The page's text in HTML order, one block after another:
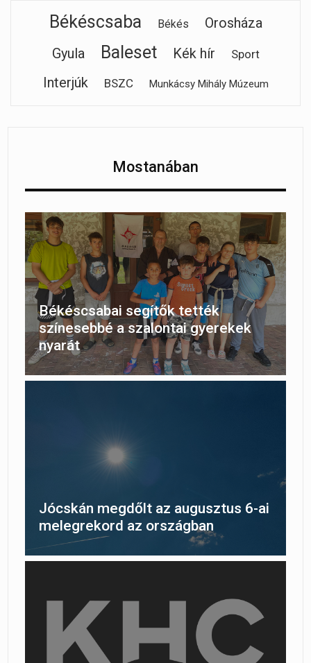
Békéscsaba Békés
Orosháza
Gyula
Baleset Kék hír Sport
Interjúk BSZC Munkácsy Mihály Múzeum
Mostanában
Békéscsabai segítők tették
színesebbé a szalontai gyerekek
nyarát
Jócskán megdőlt az augusztus 6-ai
melegrekord az országban